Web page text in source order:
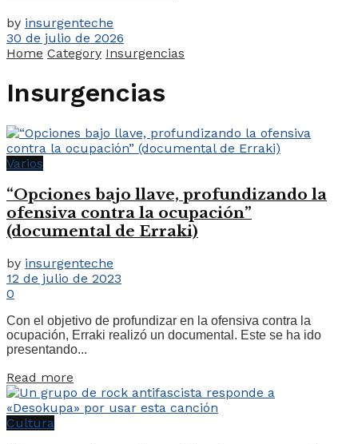
by insurgenteche
30 de julio de 2026
Home Category Insurgencias
Insurgencias
Varios
“Opciones bajo llave, profundizando la
ofensiva contra la ocupación”
(documental de Erraki)
by insurgenteche
12 de julio de 2023
0
Con el objetivo de profundizar en la ofensiva contra la
ocupación, Erraki realizó un documental. Este se ha ido
presentando...
Read more
Cultura